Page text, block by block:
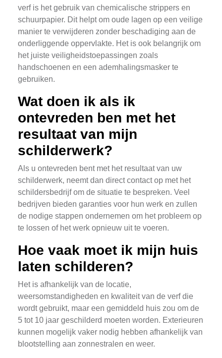
verf is het gebruik van chemicalische strippers en
schuurpapier. Dit helpt om oude lagen op een veilige
manier te verwijderen zonder beschadiging aan de
onderliggende oppervlakte. Het is ook belangrijk om
het juiste veiligheidstoepassingen zoals
handschoenen en een ademhalingsmasker te
gebruiken.
Wat doen ik als ik
ontevreden ben met het
resultaat van mijn
schilderwerk?
Als u ontevreden bent met het resultaat van uw
schilderwerk, neemt dan direct contact op met het
schildersbedrijf om de situatie te bespreken. Veel
bedrijven bieden garanties voor hun werk en zullen
de nodige stappen ondernemen om het probleem op
te lossen of het werk opnieuw uit te voeren.
Hoe vaak moet ik mijn huis
laten schilderen?
Het is afhankelijk van de locatie,
weersomstandigheden en kwaliteit van de verf die
wordt gebruikt, maar een gemiddeld huis zou om de
5 tot 10 jaar geschilderd moeten worden. Exterieuren
kunnen mogelijk vaker nodig hebben afhankelijk van
blootstelling aan zonnestralen en weer.